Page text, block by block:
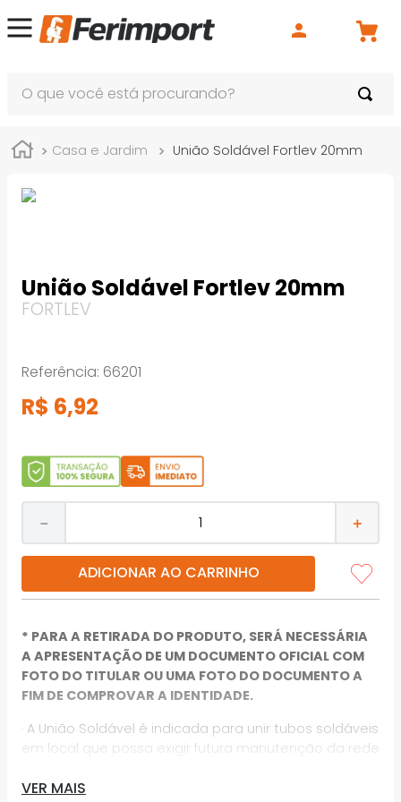
Casa e Jardim União Soldável Fortlev 20mm
União Soldável Fortlev 20mm
FORTLEV
Referência: 66201
R$ 6,92
＋
－
ADICIONAR AO CARRINHO
* PARA A RETIRADA DO PRODUTO, SERÁ NECESSÁRIA
A APRESENTAÇÃO DE UM DOCUMENTO OFICIAL COM
FOTO DO TITULAR OU UMA FOTO DO DOCUMENTO A
FIM DE COMPROVAR A IDENTIDADE.
· A União Soldável é indicada para unir tubos soldáveis
em local que possa exigir futura manutenção da rede
VER MAIS